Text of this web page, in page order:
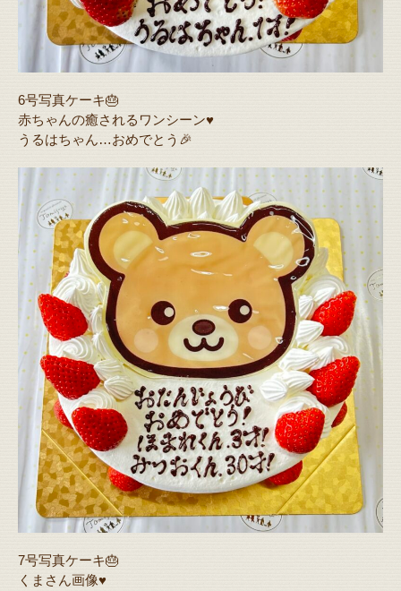
6号写真ケーキ🎂
赤ちゃんの癒されるワンシーン♥️
うるはちゃん…おめでとう🎉
7号写真ケーキ🎂
くまさん画像♥️